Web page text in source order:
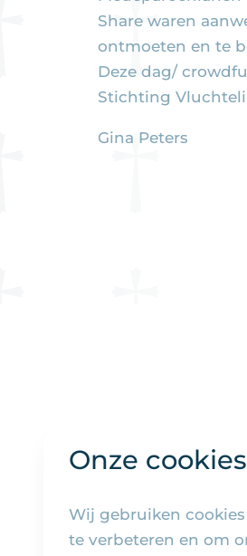
Onze cookies
Wij gebruiken
te verbeteren en om
Share waren
ontmoeten en te
Deze dag/
Stichting
Gina Peters